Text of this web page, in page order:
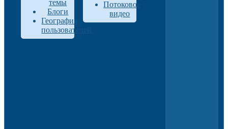
темы
Блоги
География
пользователей
Потоковое
видео